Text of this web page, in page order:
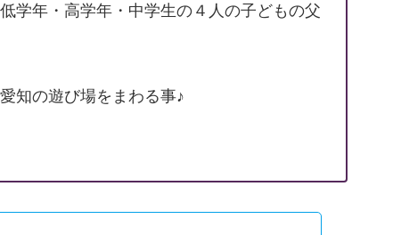
学年・高学年・中学生の４人の子どもの父
知の遊び場をまわる事♪